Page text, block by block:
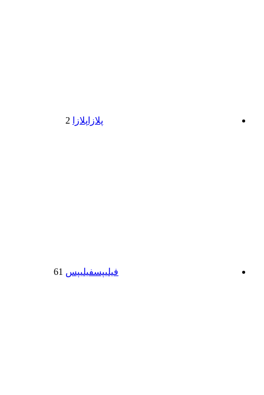
پلازا پلازا 2
فیلیپسفیلیپس 61